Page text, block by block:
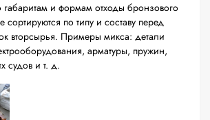
и формам отходы бронзового
сортируются по типу и составу перед
вторсырья. Примеры микса: детали
арматуры, пружин,
судов и т. д.